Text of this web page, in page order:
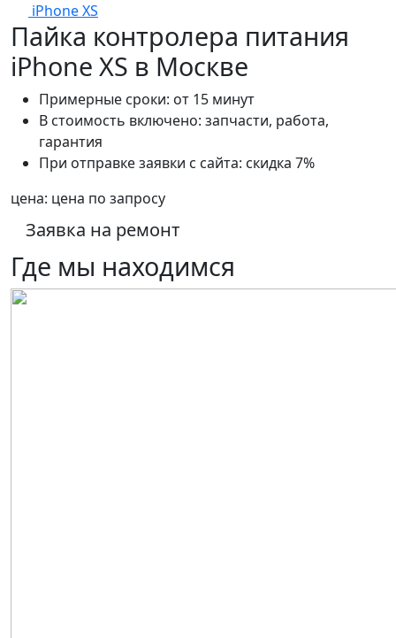
iPhone XS
Пайка контролера питания
iPhone XS в Москве
Примерные сроки: от 15 минут
В стоимость включено: запчасти, работа,
гарантия
При отправке заявки с сайта: скидка 7%
цена: цена по запросу
Заявка на ремонт
Где мы находимся